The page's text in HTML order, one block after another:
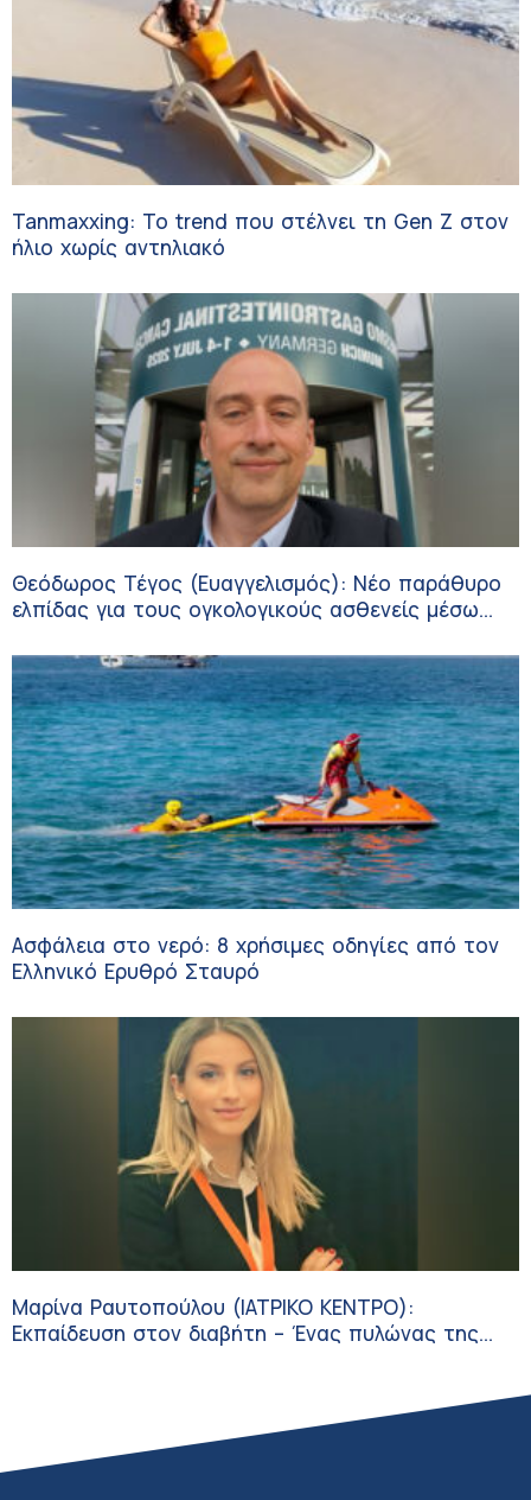
Tanmaxxing: To trend που στέλνει τη Gen Z στον
ήλιο χωρίς αντηλιακό
Θεόδωρος Τέγος (Ευαγγελισμός): Νέο παράθυρο
ελπίδας για τους ογκολογικούς ασθενείς μέσω
Ασφάλεια στο νερό: 8 χρήσιμες οδηγίες από τον
Ελληνικό Ερυθρό Σταυρό
Μαρίνα Ραυτοπούλου (ΙΑΤΡΙΚΟ ΚΕΝΤΡΟ):
Εκπαίδευση στον διαβήτη – Ένας πυλώνας της